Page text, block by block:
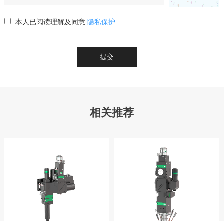
本人已阅读理解及同意 隐私保护
提交
相关推荐